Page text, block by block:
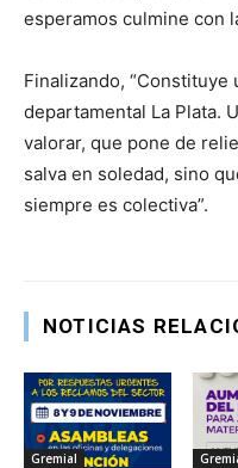
esperamos culmine con
Finalizando,
departamental La Plata.
valorar, que pone de
salva en soledad, sino
siempre es colectiva”.
NOTICIAS
Gremial